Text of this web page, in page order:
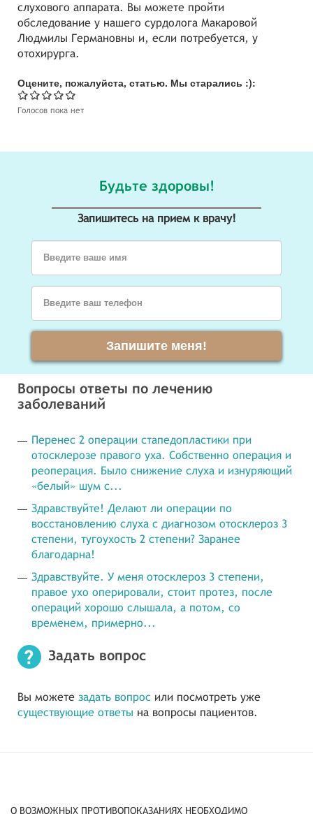
слухового аппарата. Вы можете пройти
обследование у нашего сурдолога Макаровой
Людмилы Германовны и, если потребуется, у
отохирурга.
Оцените, пожалуйста, статью. Мы старались :):
Голосов пока нет
Будьте здоровы!
Запишитесь на прием к врачу!
Введите ваше имя
Введите ваш телефон
Запишите меня!
Вопросы ответы по лечению
заболеваний
Перенес 2 операции стапедопластики при
отосклерозе правого уха. Собственно операция и
реоперация. Было снижение слуха и изнуряющий
«белый» шум с...
Здравствуйте! Делают ли операции по
восстановлению слуха с диагнозом отосклероз 3
степени, тугоухость 2 степени? Заранее
благодарна!
Здравствуйте. У меня отосклероз 3 степени,
правое ухо оперировали, стоит протез, после
операций хорошо слышала, а потом, со
временем, примерно...
Задать вопрос
Вы можете задать вопрос или посмотреть уже
существующие ответы на вопросы пациентов.
О ВОЗМОЖНЫХ ПРОТИВОПОКАЗАНИЯХ НЕОБХОДИМО